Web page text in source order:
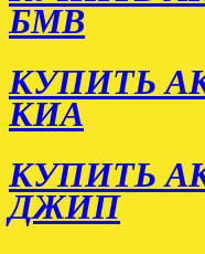
БМВ
КУПИТЬ
КИА
КУПИТЬ
ДЖИП